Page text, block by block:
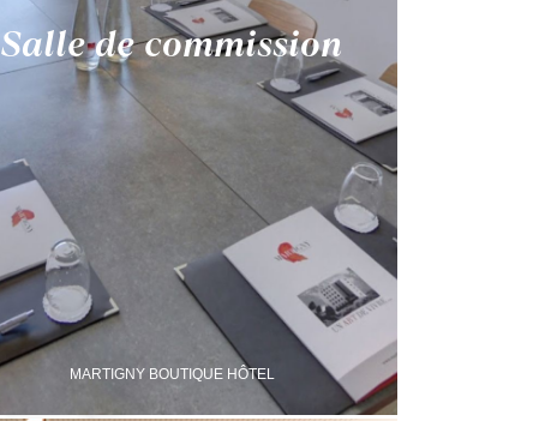
Salle de commission
MARTIGNY BOUTIQUE HÔTEL